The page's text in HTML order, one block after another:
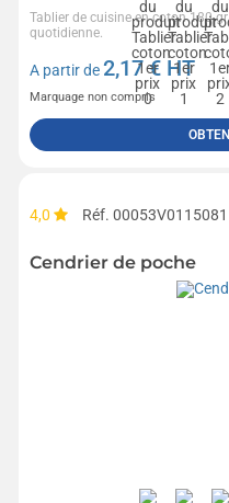
Tablier de cuisine en coton 180
quotidienne.
A partir de2,17€ HT
Marquage non compris
4,0 Réf. 00053V0115081
Cendrier de poche